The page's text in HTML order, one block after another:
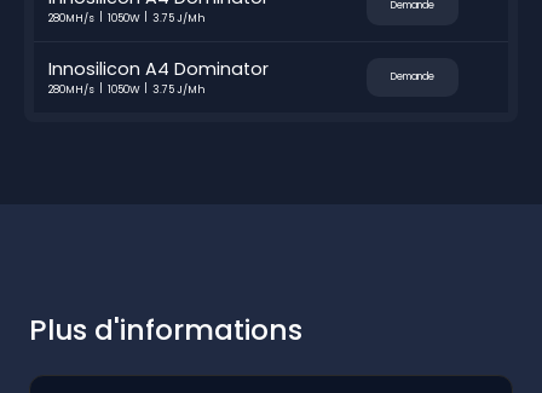
280MH/s 1050W 3.75 J/Mh
Demande
Innosilicon A4 Dominator
280MH/s 1050W 3.75 J/Mh
Demande
Plus d'informations